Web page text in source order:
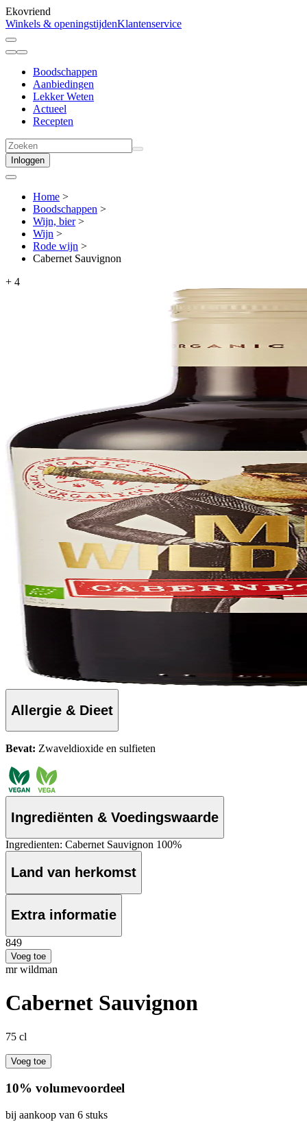
Ekovriend
Winkels & openingstijdenKlantenservice
Boodschappen
Aanbiedingen
Lekker Weten
Actueel
Recepten
Inloggen
Home >
Boodschappen >
Wijn, bier>
Wijn >
Rode wijn >
Cabernet Sauvignon
+ 4
Allergie & Dieet
Bevat: Zwaveldioxide en sulfieten
Ingrediënten & Voedingswaarde
Ingredienten: Cabernet Sauvignon 100%
Land van herkomst
Extra informatie
849
Voeg toe
mr wildman
Cabernet Sauvignon
75 cl
Voeg toe
10% volumevoordeel
bij aankoop van 6 stuks